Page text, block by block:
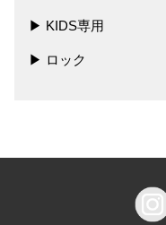
KIDS専用
ロック